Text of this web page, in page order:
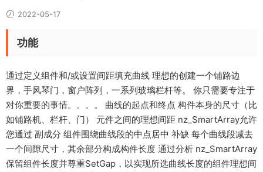
2022-05-17
功能
通过定义组件和/或设置间距填充曲线 理想的创建一个铺路边
界，手风琴门，窗户阵列，一系列玻璃栏杆等。 你只需要专注于
对你重要的事情。。。。 曲线的起点和终点 构件本身的尺寸（比
如铺路机、栏杆、门） 元件之间的理想间距 nz_SmartArray允许
您通过 副成分 组件围绕曲线段的中点居中 补缺 每个曲线段减去
一个间隙尺寸，其余部分构成构件长度 通过分析 nz_SmartArray
保留组件长度并尊重SetGap，以实现所选曲线长度的组件理想间